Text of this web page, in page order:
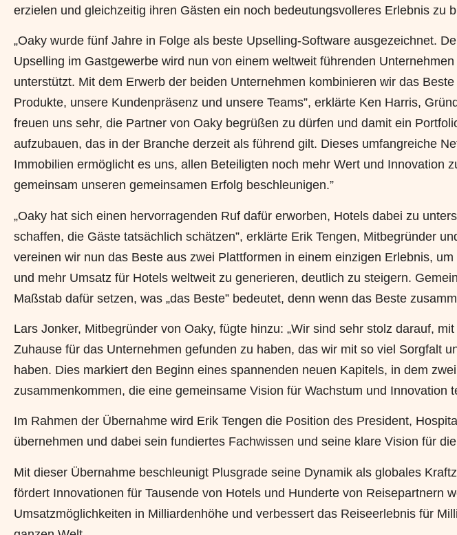
erzielen und gleichzeitig ihren Gästen ein noch bedeutungsvolleres Erlebnis zu
„Oaky wurde fünf Jahre in Folge als beste Upselling-Software ausgezeichnet.
Upselling im Gastgewerbe wird nun von einem weltweit führenden
unterstützt. Mit dem Erwerb der beiden Unternehmen kombinieren wir das
Produkte, unsere Kundenpräsenz und unsere Teams”, erklärte Ken Harris,
freuen uns sehr, die Partner von Oaky begrüßen zu dürfen und damit ein
aufzubauen, das in der Branche derzeit als führend gilt. Dieses umfangreiche
Immobilien ermöglicht es uns, allen Beteiligten noch mehr Wert und Innovation
gemeinsam unseren gemeinsamen Erfolg beschleunigen.”
„Oaky hat sich einen hervorragenden Ruf dafür erworben, Hotels dabei zu
schaffen, die Gäste tatsächlich schätzen”, erklärte Erik Tengen, Mitbegründer
vereinen wir nun das Beste aus zwei Plattformen in einem einzigen Erlebnis,
und mehr Umsatz für Hotels weltweit zu generieren, deutlich zu steigern.
Maßstab dafür setzen, was „das Beste” bedeutet, denn wenn das Beste
Lars Jonker, Mitbegründer von Oaky, fügte hinzu: „Wir sind sehr stolz darauf,
Zuhause für das Unternehmen gefunden zu haben, das wir mit so viel Sorgfalt
haben. Dies markiert den Beginn eines spannenden neuen Kapitels, in dem
zusammenkommen, die eine gemeinsame Vision für Wachstum und Innovation
Im Rahmen der Übernahme wird Erik Tengen die Position des President,
übernehmen und dabei sein fundiertes Fachwissen und seine klare Vision für
Mit dieser Übernahme beschleunigt Plusgrade seine Dynamik als globales
fördert Innovationen für Tausende von Hotels und Hunderte von Reisepartnern
Umsatzmöglichkeiten in Milliardenhöhe und verbessert das Reiseerlebnis für